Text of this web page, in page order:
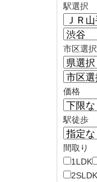
駅選択
市区選択
価格
駅徒歩
間取り
1LDK
2SLDK